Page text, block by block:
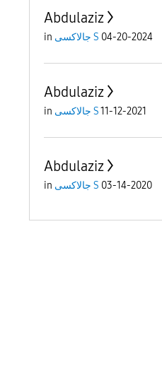
Abdulaziz
in جالاكسى S 04-20-2024
Abdulaziz
in جالاكسى S11-12-2021
Abdulaziz
in جالاكسى S 03-14-2020